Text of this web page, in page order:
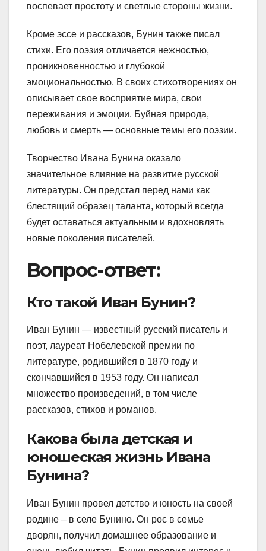
воспевает простоту и светлые стороны жизни.
Кроме эссе и рассказов, Бунин также писал
стихи. Его поэзия отличается нежностью,
проникновенностью и глубокой
эмоциональностью. В своих стихотворениях он
описывает свое восприятие мира, свои
переживания и эмоции. Буйная природа,
любовь и смерть — основные темы его поэзии.
Творчество Ивана Бунина оказало
значительное влияние на развитие русской
литературы. Он предстал перед нами как
блестящий образец таланта, который всегда
будет оставаться актуальным и вдохновлять
новые поколения писателей.
Вопрос-ответ:
Кто такой Иван Бунин?
Иван Бунин — известный русский писатель и
поэт, лауреат Нобелевской премии по
литературе, родившийся в 1870 году и
скончавшийся в 1953 году. Он написал
множество произведений, в том числе
рассказов, стихов и романов.
Какова была детская и
юношеская жизнь Ивана
Бунина?
Иван Бунин провел детство и юность на своей
родине – в селе Бунино. Он рос в семье
дворян, получил домашнее образование и